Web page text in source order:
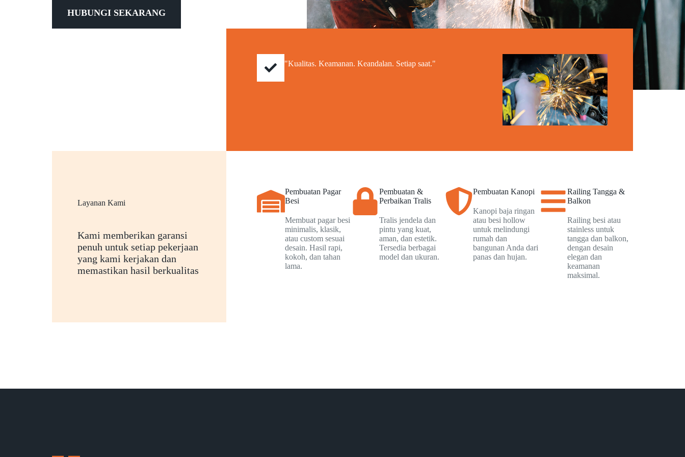
HUBUNGI SEKARANG
"Kualitas. Keamanan. Keandalan. Setiap saat."
Layanan Kami
Kami memberikan garansi
penuh untuk setiap pekerjaan
yang kami kerjakan dan
memastikan hasil berkualitas
Pembuatan Pagar
Besi
Membuat pagar besi
minimalis, klasik,
atau custom sesuai
desain. Hasil rapi,
kokoh, dan tahan
lama.
Pembuatan &
Perbaikan Tralis
Tralis jendela dan
pintu yang kuat,
aman, dan estetik.
Tersedia berbagai
model dan ukuran.
Pembuatan Kanopi
Kanopi baja ringan
atau besi hollow
untuk melindungi
rumah dan
bangunan Anda dari
panas dan hujan.
Railing Tangga &
Balkon
Railing besi atau
stainless untuk
tangga dan balkon,
dengan desain
elegan dan
keamanan
maksimal.